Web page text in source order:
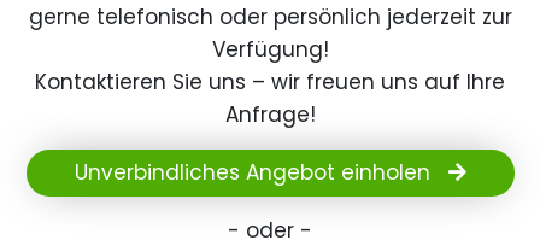
gerne telefonisch oder persönlich jederzeit zur
Verfügung!
Kontaktieren Sie uns – wir freuen uns auf Ihre
Anfrage!
Unverbindliches Angebot einholen
- oder -